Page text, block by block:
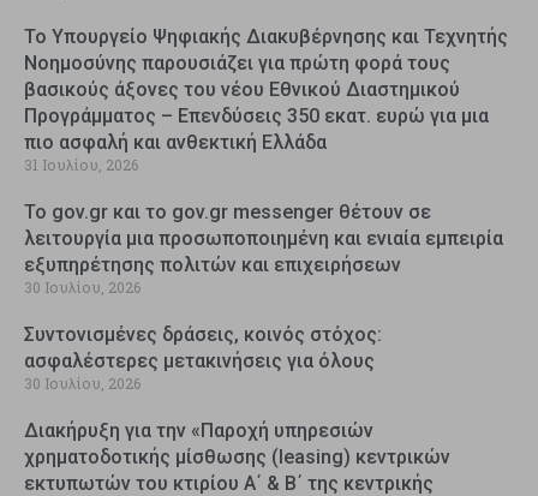
Το Υπουργείο Ψηφιακής Διακυβέρνησης και Τεχνητής
Νοημοσύνης παρουσιάζει για πρώτη φορά τους
βασικούς άξονες του νέου Εθνικού Διαστημικού
Προγράμματος – Επενδύσεις 350 εκατ. ευρώ για μια
πιο ασφαλή και ανθεκτική Ελλάδα
31 Ιουλίου, 2026
Το gov.gr και το gov.gr messenger θέτουν σε
λειτουργία μια προσωποποιημένη και ενιαία εμπειρία
εξυπηρέτησης πολιτών και επιχειρήσεων
30 Ιουλίου, 2026
Συντονισμένες δράσεις, κοινός στόχος:
ασφαλέστερες μετακινήσεις για όλους
30 Ιουλίου, 2026
Διακήρυξη για την «Παροχή υπηρεσιών
χρηματοδοτικής μίσθωσης (leasing) κεντρικών
εκτυπωτών του κτιρίου Α΄ & Β΄ της κεντρικής